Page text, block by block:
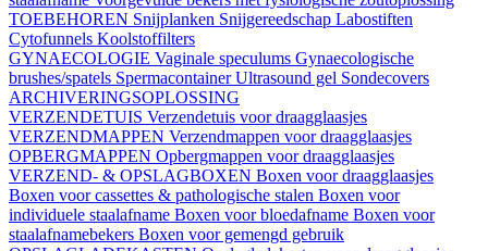
TOEBEHOREN Snijplanken Snijgereedschap Labostiften
Cytofunnels Koolstoffilters
GYNAECOLOGIE Vaginale speculums Gynaecologische
brushes/spatels SpermacontainerUltrasound gel Sondecovers
ARCHIVERINGSOPLOSSING
VERZENDETUIS Verzendetuis voor draagglaasjes
VERZENDMAPPEN Verzendmappen voor draagglaasjes
OPBERGMAPPEN Opbergmappen voor draagglaasjes
VERZEND- & OPSLAGBOXEN Boxen voor draagglaasjes
Boxen voor cassettes & pathologische stalen Boxen voor
individuele staalafname Boxen voor bloedafname Boxen voor
staalafnamebekers Boxen voor gemengd gebruik